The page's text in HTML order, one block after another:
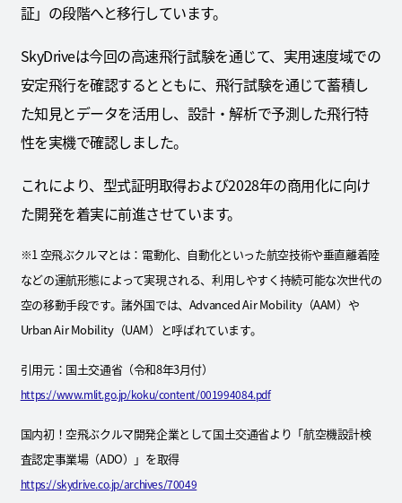
証」の段階へと移行しています。
SkyDriveは今回の高速飛行試験を通じて、実用速度域での
安定飛行を確認するとともに、飛行試験を通じて蓄積し
た知見とデータを活用し、設計・解析で予測した飛行特
性を実機で確認しました。
これにより、型式証明取得および2028年の商用化に向け
た開発を着実に前進させています。
※1 空飛ぶクルマとは：電動化、自動化といった航空技術や垂直離着陸
などの運航形態によって実現される、利用しやすく持続可能な次世代の
空の移動手段です。諸外国では、Advanced Air Mobility（AAM）や
Urban Air Mobility（UAM）と呼ばれています。
引用元：国土交通省（令和8年3月付）
https://www.mlit.go.jp/koku/content/001994084.pdf
国内初！空飛ぶクルマ開発企業として国土交通省より「航空機設計検
査認定事業場（ADO）」を取得
https://skydrive.co.jp/archives/70049